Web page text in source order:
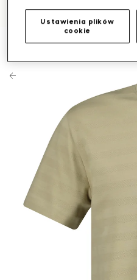
Ustawienia plików
cookie